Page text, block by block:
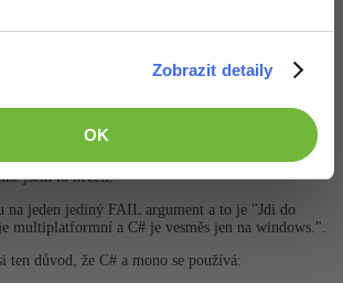
Zobrazit detaily
OK
Odpovědět
Popravdě jsem nejvíce v šoku, že na první asi
Čápky jsem dal plusko a souhlasil s ním, to
se někdy stane. Pak už mi to dále dávat pluska
jsem to nečetl.
na jeden jediný FAIL argument a to je "Jdi do
multiplatformní a C# je vesměs jen na windows.".
ten důvod, že C# a mono se používá: